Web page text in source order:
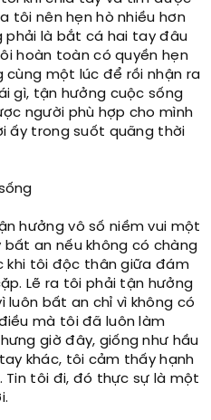
tôi nên hẹn hò nhiều hơn
phải là bắt cá hai tay đâu
hoàn toàn có quyền hẹn
cùng một lúc để rồi nhận ra
gì, tận hưởng cuộc sống
người phù hợp cho mình
ấy trong suốt quãng thời
hưởng vô số niềm vui một
an nếu không có chàng
khi tôi độc thân giữa đám
Lẽ ra tôi phải tận hưởng
luôn bất an chỉ vì không có
mà tôi đã luôn làm
giờ đây, giống như hầu
khác, tôi cảm thấy hạnh
Tin tôi đi, đó thực sự là một